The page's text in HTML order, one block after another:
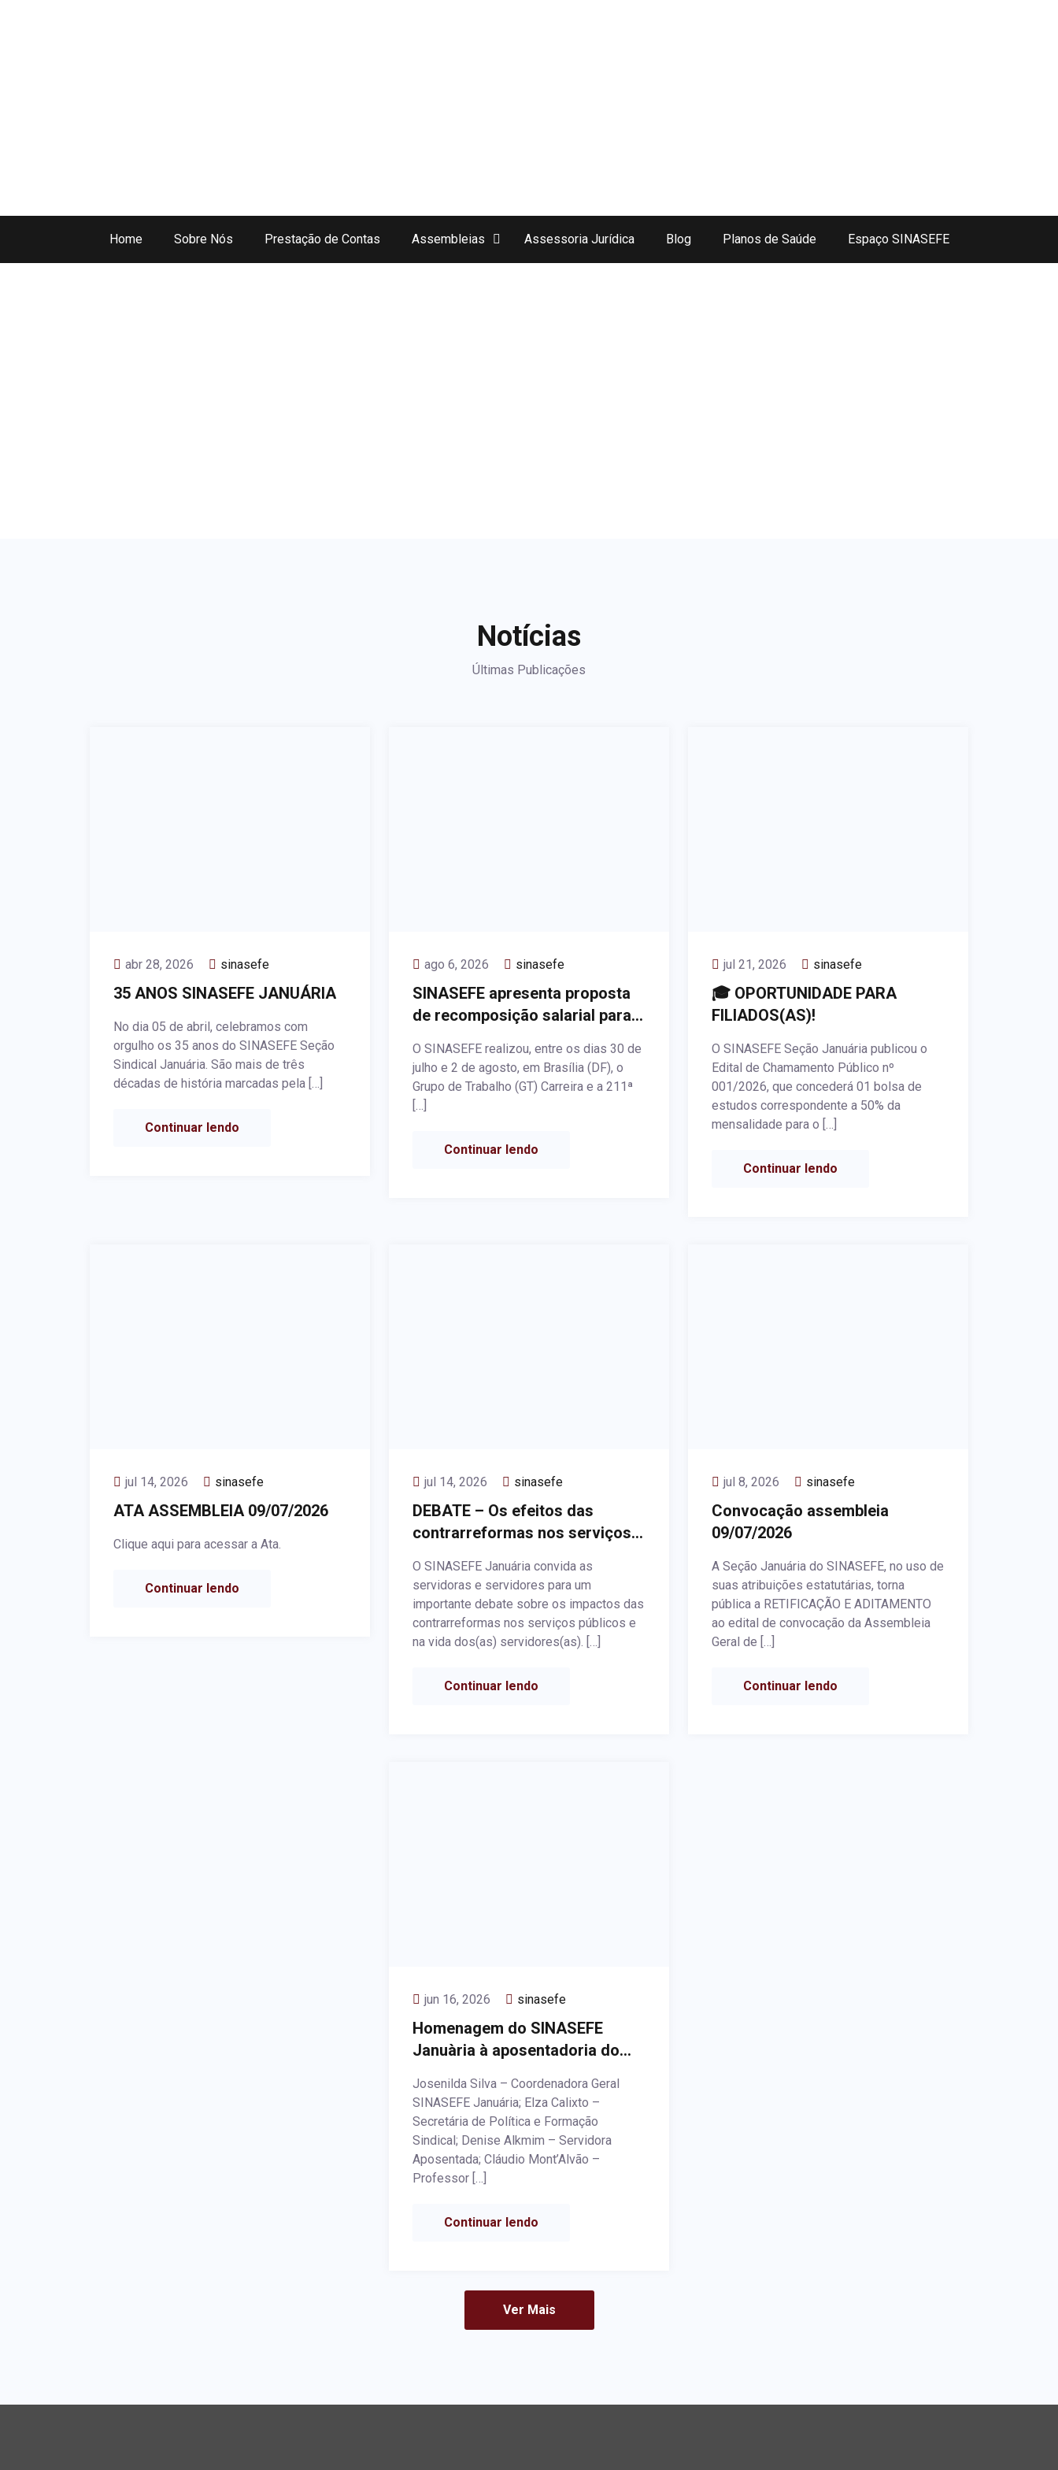
Home Sobre Nós Prestação de Contas Assembleias Assessoria Jurídica Blog Planos de Saúde Espaço SINASEFE
Notícias
Últimas Publicações
abr 28, 2026 sinasefe
35 ANOS SINASEFE JANUÁRIA
No dia 05 de abril, celebramos com
orgulho os 35 anos do SINASEFE Seção
Sindical Januária. São mais de três
décadas de história marcadas pela […]
Continuar lendo
ago 6, 2026 sinasefe
SINASEFE apresenta proposta
de recomposição salarial para
O SINASEFE realizou, entre os dias 30 de
julho e 2 de agosto, em Brasília (DF), o
Grupo de Trabalho (GT) Carreira e a 211ª
[…]
Continuar lendo
jul 21, 2026 sinasefe
🎓 OPORTUNIDADE PARA
FILIADOS(AS)!
O SINASEFE Seção Januária publicou o
Edital de Chamamento Público nº
001/2026, que concederá 01 bolsa de
estudos correspondente a 50% da
mensalidade para o […]
Continuar lendo
jul 14, 2026 sinasefe
ATA ASSEMBLEIA 09/07/2026
Clique aqui para acessar a Ata.
Continuar lendo
jul 14, 2026 sinasefe
DEBATE – Os efeitos das
contrarreformas nos serviços
servidores(as) públicos ativos,
aposentados e pensionistas
O SINASEFE Januária convida as
servidoras e servidores para um
importante debate sobre os impactos das
contrarreformas nos serviços públicos e
na vida dos(as) servidores(as). […]
Continuar lendo
jul 8, 2026 sinasefe
Convocação assembleia
09/07/2026
A Seção Januária do SINASEFE, no uso de
suas atribuições estatutárias, torna
pública a RETIFICAÇÃO E ADITAMENTO
ao edital de convocação da Assembleia
Geral de […]
Continuar lendo
jun 16, 2026 sinasefe
Homenagem do SINASEFE
Januària à aposentadoria do
Josenilda Silva – Coordenadora Geral
SINASEFE Januária; Elza Calixto –
Secretária de Política e Formação
Sindical; Denise Alkmim – Servidora
Aposentada; Cláudio Mont’Alvão –
Professor […]
Continuar lendo
Ver Mais